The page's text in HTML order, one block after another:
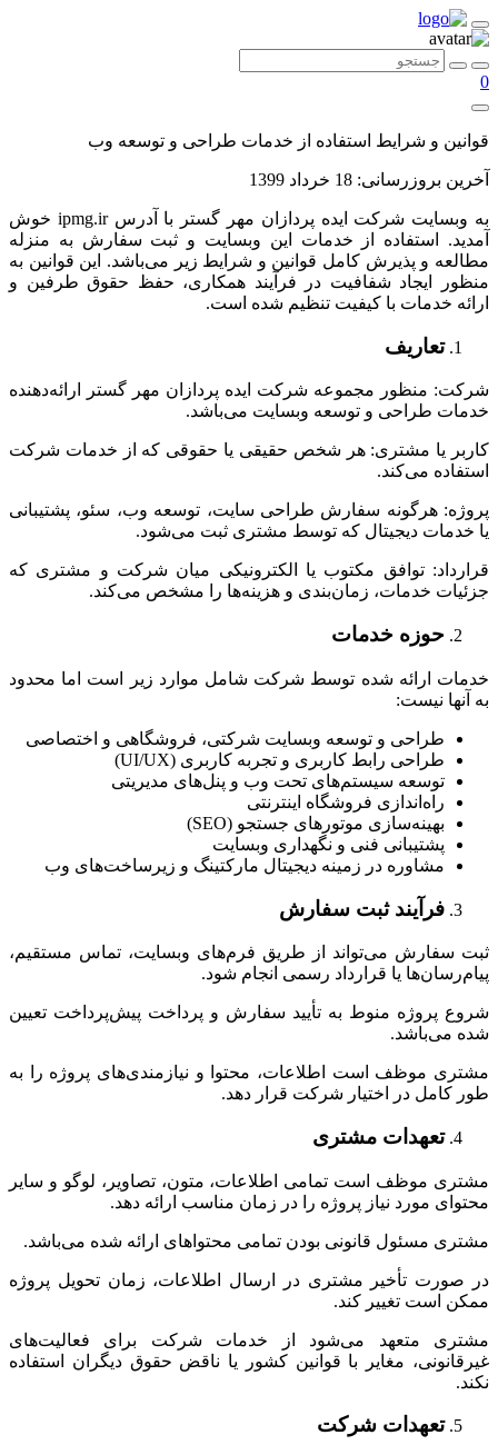
0
قوانین و شرایط استفاده از خدمات طراحی و توسعه وب
آخرین بروزرسانی: 18 خرداد 1399
به وبسایت شرکت ایده پردازان مهر گستر با آدرس ipmg.ir خوش
آمدید. استفاده از خدمات این وبسایت و ثبت سفارش به منزله
مطالعه و پذیرش کامل قوانین و شرایط زیر می‌باشد. این قوانین به
منظور ایجاد شفافیت در فرآیند همکاری، حفظ حقوق طرفین و
ارائه خدمات با کیفیت تنظیم شده است.
تعاریف
شرکت: منظور مجموعه شرکت ایده پردازان مهر گستر ارائه‌دهنده
خدمات طراحی و توسعه وبسایت می‌باشد.
کاربر یا مشتری: هر شخص حقیقی یا حقوقی که از خدمات شرکت
استفاده می‌کند.
پروژه: هرگونه سفارش طراحی سایت، توسعه وب، سئو، پشتیبانی
یا خدمات دیجیتال که توسط مشتری ثبت می‌شود.
قرارداد: توافق مکتوب یا الکترونیکی میان شرکت و مشتری که
جزئیات خدمات، زمان‌بندی و هزینه‌ها را مشخص می‌کند.
حوزه خدمات
خدمات ارائه شده توسط شرکت شامل موارد زیر است اما محدود
به آنها نیست:
طراحی و توسعه وبسایت شرکتی، فروشگاهی و اختصاصی
طراحی رابط کاربری و تجربه کاربری (UI/UX)
توسعه سیستم‌های تحت وب و پنل‌های مدیریتی
راه‌اندازی فروشگاه اینترنتی
بهینه‌سازی موتورهای جستجو (SEO)
پشتیبانی فنی و نگهداری وبسایت
مشاوره در زمینه دیجیتال مارکتینگ و زیرساخت‌های وب
فرآیند ثبت سفارش
ثبت سفارش می‌تواند از طریق فرم‌های وبسایت، تماس مستقیم،
پیام‌رسان‌ها یا قرارداد رسمی انجام شود.
شروع پروژه منوط به تأیید سفارش و پرداخت پیش‌پرداخت تعیین
شده می‌باشد.
مشتری موظف است اطلاعات، محتوا و نیازمندی‌های پروژه را به
طور کامل در اختیار شرکت قرار دهد.
تعهدات مشتری
مشتری موظف است تمامی اطلاعات، متون، تصاویر، لوگو و سایر
محتوای مورد نیاز پروژه را در زمان مناسب ارائه دهد.
مشتری مسئول قانونی بودن تمامی محتواهای ارائه شده می‌باشد.
در صورت تأخیر مشتری در ارسال اطلاعات، زمان تحویل پروژه
ممکن است تغییر کند.
مشتری متعهد می‌شود از خدمات شرکت برای فعالیت‌های
غیرقانونی، مغایر با قوانین کشور یا ناقض حقوق دیگران استفاده
نکند.
تعهدات شرکت